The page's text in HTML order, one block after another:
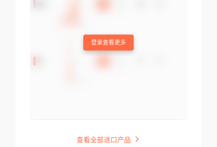
登录查看更多
查看全部进口产品